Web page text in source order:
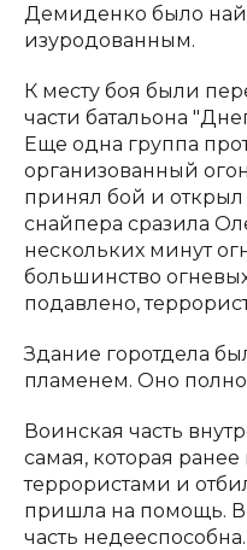
Демиденко было
изуродованным.
К месту боя были
части батальона
Еще одна группа
организованный
принял бой и открыл
снайпера сразила
нескольких минут
большинство
подавлено,
Здание горотдела
пламенем. Оно
Воинская часть
самая, которая ранее
террористами и
пришла на помощь. В
часть